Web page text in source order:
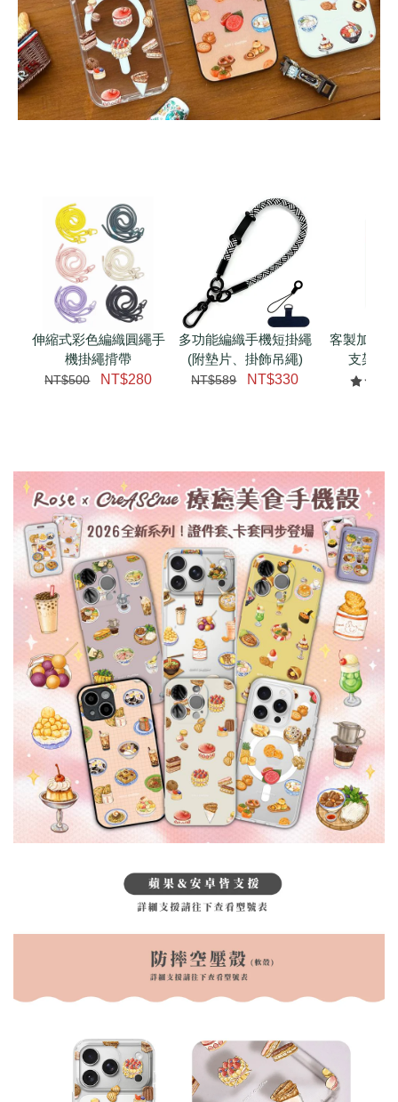
伸縮式彩色編織圓繩手
機掛繩揹帶
NT$500 NT$280
多功能編織手機短掛繩
(附墊片、掛飾吊繩)
NT$589 NT$330
客製加購
支架 腕